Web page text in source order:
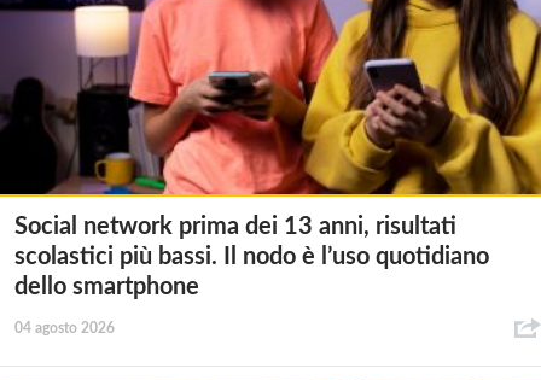
Social network prima dei 13 anni, risultati
scolastici più bassi. Il nodo è l’uso quotidiano
dello smartphone
04 agosto 2026